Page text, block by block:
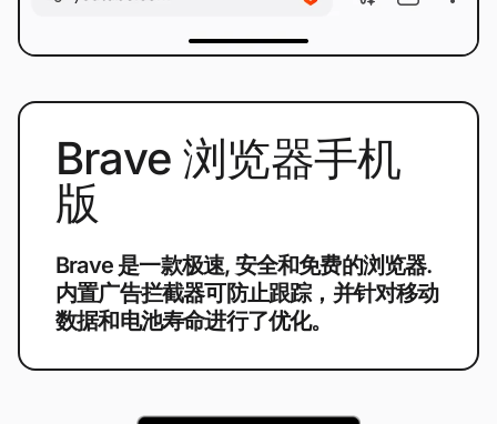
Brave 浏览器手机
版
Brave 是一款极速, 安全和免费的浏览器.
内置广告拦截器可防止跟踪，并针对移动
数据和电池寿命进行了优化。